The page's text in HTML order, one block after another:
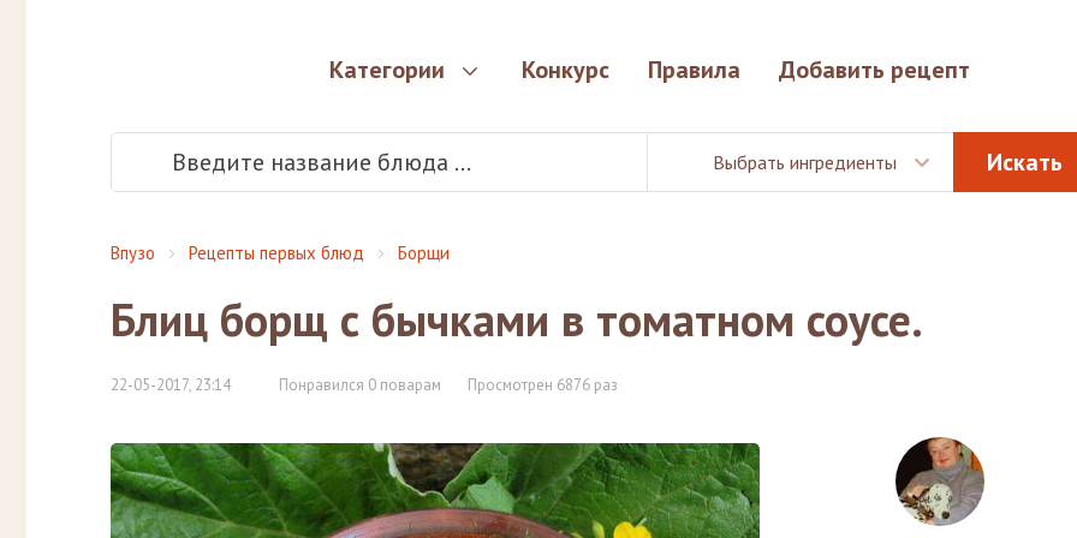
Категории Конкурс Правила Добавить рецепт
Выбрать ингредиенты
Впузо Рецепты первых блюд Борщи
Блиц борщ с бычками в томатном соусе.
22-05-2017, 23:14 Понравился 0 поварам Просмотрен 6876 раз